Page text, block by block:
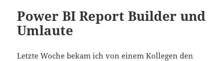
Power BI Report Builder und
Umlaute
Letzte Woche bekam ich von einem Kollegen den